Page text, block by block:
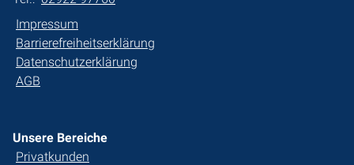
Impressum
Barrierefreiheitserklärung
Datenschutzerklärung
AGB
Unsere Bereiche
Privatkunden